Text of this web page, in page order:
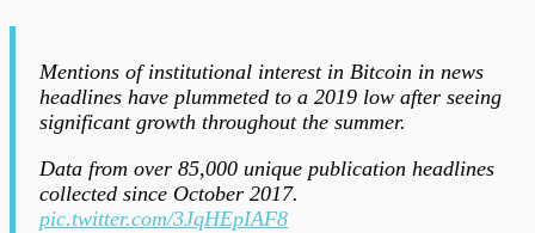
Mentions of institutional interest in Bitcoin in news
headlines have plummeted to a 2019 low after seeing
significant growth throughout the summer.
Data from over 85,000 unique publication headlines
collected since October 2017.
pic.twitter.com/3JqHEpIAF8